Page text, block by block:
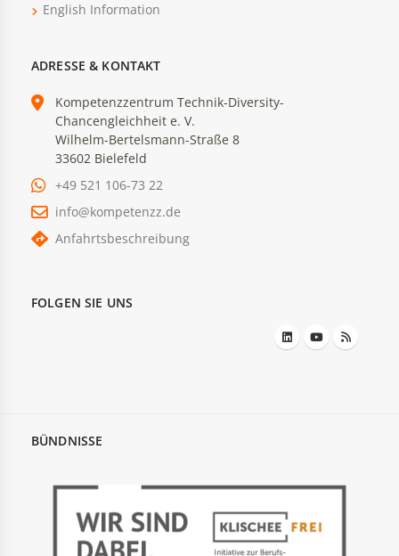
English Information
ADRESSE & KONTAKT
Kompetenzzentrum Technik-Diversity-
Chancengleichheit e. V.
Wilhelm-Bertelsmann-Straße 8
33602 Bielefeld
+49 521 106-73 22
info@kompetenzz.de
Anfahrtsbeschreibung
FOLGEN SIE UNS
BÜNDNISSE